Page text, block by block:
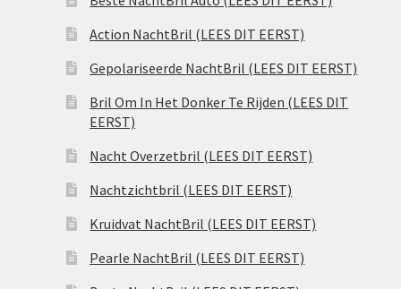
Action NachtBril (LEES DIT EERST)
Gepolariseerde NachtBril (LEES DIT EERST)
Bril Om In Het Donker Te Rijden (LEES DIT
EERST)
Nacht Overzetbril (LEES DIT EERST)
Nachtzichtbril (LEES DIT EERST)
Kruidvat NachtBril (LEES DIT EERST)
Pearle NachtBril (LEES DIT EERST)